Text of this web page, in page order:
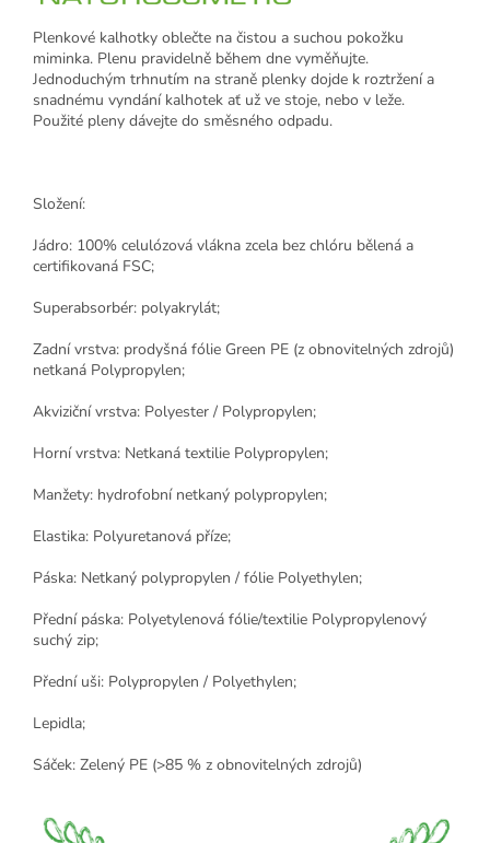
Plenkové kalhotky oblečte na čistou a suchou pokožku
miminka. Plenu pravidelně během dne vyměňujte.
Jednoduchým trhnutím na straně plenky dojde k roztržení a
snadnému vyndání kalhotek ať už ve stoje, nebo v leže.
Použité pleny dávejte do směsného odpadu.
Složení:
Jádro: 100% celulózová vlákna zcela bez chlóru bělená a
certifikovaná FSC;
Superabsorbér: polyakrylát;
Zadní vrstva: prodyšná fólie Green PE (z obnovitelných zdrojů)
netkaná Polypropylen;
Akviziční vrstva: Polyester / Polypropylen;
Horní vrstva: Netkaná textilie Polypropylen;
Manžety: hydrofobní netkaný polypropylen;
Elastika: Polyuretanová příze;
Páska: Netkaný polypropylen / fólie Polyethylen;
Přední páska: Polyetylenová fólie/textilie Polypropylenový
suchý zip;
Přední uši: Polypropylen / Polyethylen;
Lepidla;
Sáček: Zelený PE (>85 % z obnovitelných zdrojů)